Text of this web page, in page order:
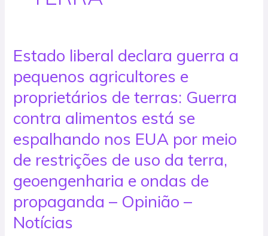
Estado liberal declara guerra a
pequenos agricultores e
proprietários de terras: Guerra
contra alimentos está se
espalhando nos EUA por meio
de restrições de uso da terra,
geoengenharia e ondas de
propaganda – Opinião –
Notícias
Estado
liberal
declara
guerra
a
pequenos
agricultores
e
proprietários
terras:
Guerra
contra
alimentos